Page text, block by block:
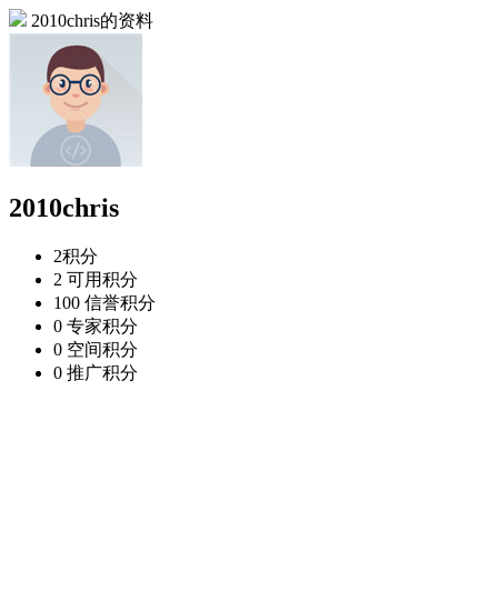
2010chris的资料
2010chris
2积分
2 可用积分
100 信誉积分
0 专家积分
0 空间积分
0 推广积分